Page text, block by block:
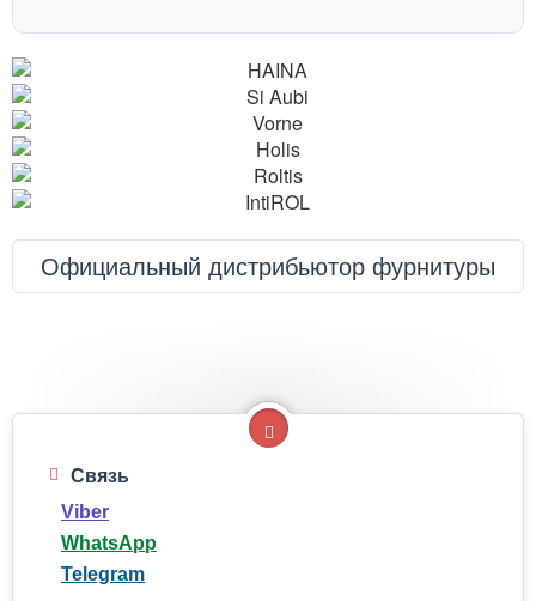
Официальный дистрибьютор фурнитуры
Связь
Viber
WhatsApp
Telegram